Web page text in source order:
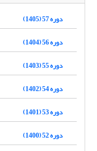
دوره 57 (1405)
دوره 56 (1404)
دوره 55 (1403)
دوره 54 (1402)
دوره 53 (1401)
دوره 52 (1400)